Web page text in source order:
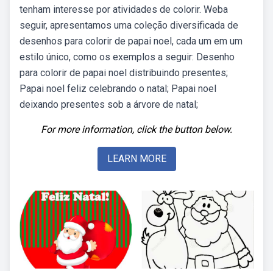
tenham interesse por atividades de colorir. Weba
seguir, apresentamos uma coleção diversificada de
desenhos para colorir de papai noel, cada um em um
estilo único, como os exemplos a seguir: Desenho
para colorir de papai noel distribuindo presentes;
Papai noel feliz celebrando o natal; Papai noel
deixando presentes sob a árvore de natal;
For more information, click the button below.
LEARN MORE